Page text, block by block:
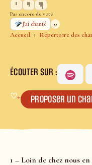
Accueil Répertoire des
Pas encore de vote
J’ai chanté
0
ÉCOUTER SUR :
♡+ Proposer un
1 – Loin de chez nous